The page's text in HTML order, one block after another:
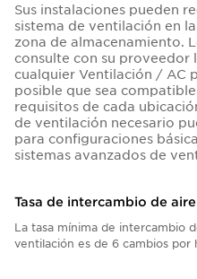
Sus instalaciones pueden
sistema de ventilación en
zona de almacenamiento.
consulte con su
cualquier Ventilación / AC
posible que sea
requisitos de cada
de ventilación necesario
para configuraciones
sistemas avanzados de
Tasa de intercambio de aire
La tasa mínima de intercambio
ventilación es de 6 cambios por